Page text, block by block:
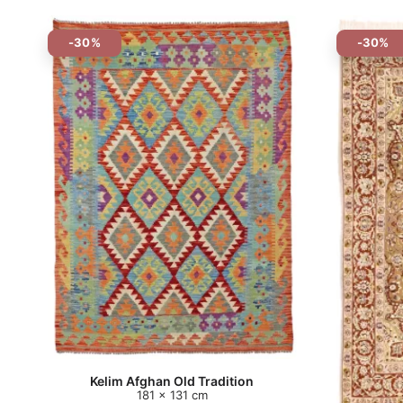
-30%
Kelim Afghan Old Tradition
181 x 131 cm
-30%